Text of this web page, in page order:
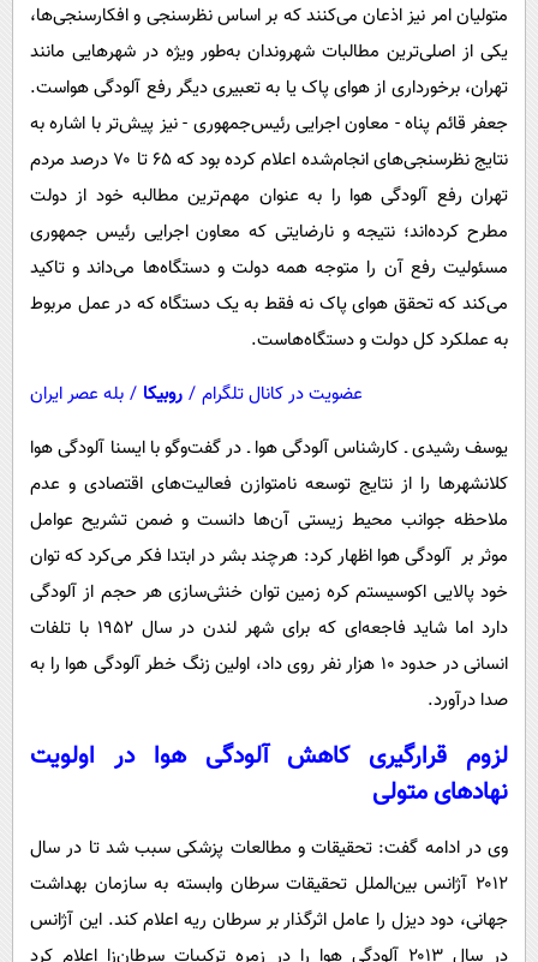
متولیان امر نیز اذعان می‌کنند که بر اساس نظرسنجی و افکارسنجی‌ها،
یکی از اصلی‌ترین مطالبات شهروندان به‌طور ویژه در شهرهایی مانند
تهران، برخورداری از هوای پاک یا به تعبیری دیگر رفع آلودگی هواست.
جعفر قائم پناه - معاون اجرایی رئیس‌جمهوری - نیز پیش‌تر با اشاره به
نتایج نظرسنجی‌های انجام‌شده اعلام کرده بود که ۶۵ تا ۷۰ درصد مردم
تهران رفع آلودگی هوا را به عنوان مهم‌ترین مطالبه خود از دولت
مطرح کرده‌اند؛ نتیجه و نارضایتی که معاون اجرایی رئیس جمهوری
مسئولیت رفع آن را متوجه همه دولت و دستگاه‌ها می‌داند و تاکید
می‌کند که تحقق هوای پاک نه فقط به یک دستگاه که در عمل مربوط
به عملکرد کل دولت و دستگاه‌هاست.
عضویت در کانال تلگرام / روبیکا / بله عصر ایران
یوسف رشیدی ـ کارشناس آلودگی هوا ـ در گفت‌وگو با ایسنا آلودگی هوا
کلانشهرها را از نتایج توسعه نامتوازن فعالیت‌های اقتصادی و عدم
ملاحظه جوانب محیط زیستی آن‌ها دانست و ضمن تشریح عوامل
موثر بر آلودگی هوا اظهار کرد: هرچند بشر در ابتدا فکر می‌کرد که توان
خود پالایی اکوسیستم کره زمین توان خنثی‌سازی هر حجم از آلودگی
دارد اما شاید فاجعه‌ای که برای شهر لندن در سال ۱۹۵۲ با تلفات
انسانی در حدود ۱۰ هزار نفر روی داد، اولین زنگ خطر آلودگی هوا را به
صدا درآورد.
لزوم قرارگیری کاهش آلودگی هوا در اولویت
نهادهای متولی
وی در ادامه گفت: تحقیقات و مطالعات پزشکی سبب شد تا در سال
۲۰۱۲ آژانس بین‌الملل تحقیقات سرطان وابسته به سازمان بهداشت
جهانی، دود دیزل را عامل اثرگذار بر سرطان ریه اعلام کند. این آژانس
در سال ۲۰۱۳ آلودگی هوا را در زمره ترکیبات سرطان‌زا اعلام کرد